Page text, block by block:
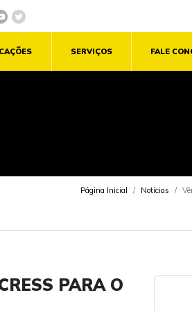
SERVIÇOS FALE
Página Inicial Notícias
PARA O